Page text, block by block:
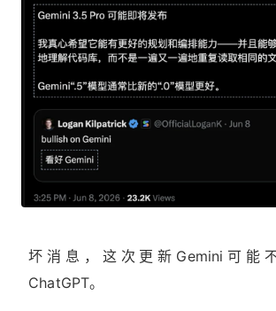
坏消息，这次更新Gemini可能
ChatGPT。